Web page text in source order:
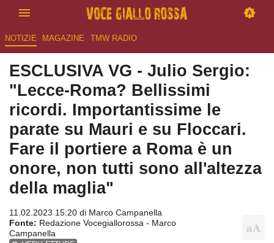
NOTIZIE MAGAZINE TMW RADIO
ESCLUSIVA VG - Julio Sergio:
"Lecce-Roma? Bellissimi
ricordi. Importantissime le
parate su Mauri e su Floccari.
Fare il portiere a Roma è un
onore, non tutti sono all'altezza
della maglia"
11.02.2023 15:20 di Marco Campanella
Fonte: Redazione Vocegiallorossa - Marco
Campanella